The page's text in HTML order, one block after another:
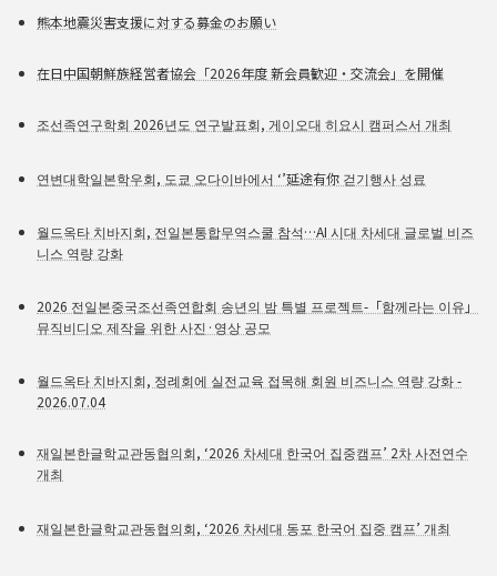
熊本地震災害支援に対する募金のお願い
在日中国朝鮮族経営者協会「2026年度 新会員歓迎・交流会」を開催
조선족연구학회 2026년도 연구발표회, 게이오대 히요시 캠퍼스서 개최
연변대학일본학우회, 도쿄 오다이바에서 ‘’延途有你 걷기행사 성료
월드옥타 치바지회, 전일본통합무역스쿨 참석…AI 시대 차세대 글로벌 비즈
니스 역량 강화
2026 전일본중국조선족연합회 송년의 밤 특별 프로젝트-「함께라는 이유」
뮤직비디오 제작을 위한 사진·영상 공모
월드옥타 치바지회, 정례회에 실전교육 접목해 회원 비즈니스 역량 강화 -
2026.07.04
재일본한글학교관동협의회, ‘2026 차세대 한국어 집중캠프’ 2차 사전연수
개최
재일본한글학교관동협의회, ‘2026 차세대 동포 한국어 집중 캠프’ 개최